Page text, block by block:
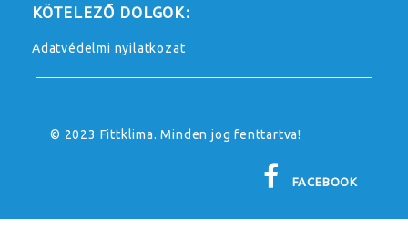
KÖTELEZŐ DOLGOK:
Adatvédelmi nyilatkozat
© 2023 Fittklima. Minden jog fenttartva!
FACEBOOK